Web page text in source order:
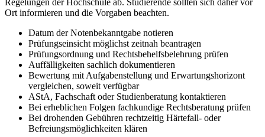
Regelungen der Hochschule ab. Studierende sollten sich daher vor
Ort informieren und die Vorgaben beachten.
Datum der Notenbekanntgabe notieren
Prüfungseinsicht möglichst zeitnah beantragen
Prüfungsordnung und Rechtsbehelfsbelehrung prüfen
Auffälligkeiten sachlich dokumentieren
Bewertung mit Aufgabenstellung und Erwartungshorizont
vergleichen, soweit verfügbar
AStA, Fachschaft oder Studienberatung kontaktieren
Bei erheblichen Folgen fachkundige Rechtsberatung prüfen
Bei drohenden Gebühren rechtzeitig Härtefall- oder
Befreiungsmöglichkeiten klären